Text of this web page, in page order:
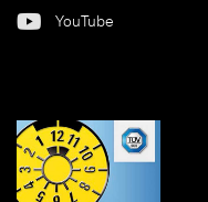
YouTube